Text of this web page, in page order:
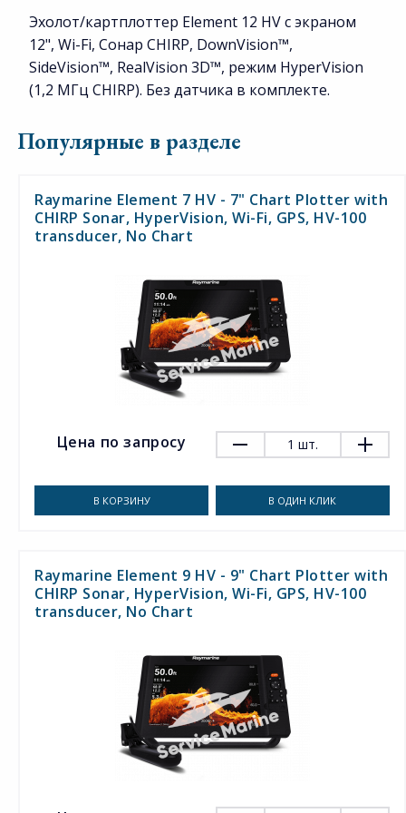
Эхолот/картплоттер Element 12 HV с экраном
12", Wi-Fi, Сонар CHIRP, DownVision™,
SideVision™, RealVision 3D™, режим HyperVision
(1,2 МГц CHIRP). Без датчика в комплекте.
Популярные в разделе
Raymarine Element 7 HV - 7" Chart Plotter with
CHIRP Sonar, HyperVision, Wi-Fi, GPS, HV-100
transducer, No Chart
Цена по запросу 1 шт.
В КОРЗИНУ В ОДИН КЛИК
Raymarine Element 9 HV - 9" Chart Plotter with
CHIRP Sonar, HyperVision, Wi-Fi, GPS, HV-100
transducer, No Chart